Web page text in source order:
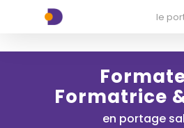
xx-xx-xx-xx
le
Formatrice
en portage